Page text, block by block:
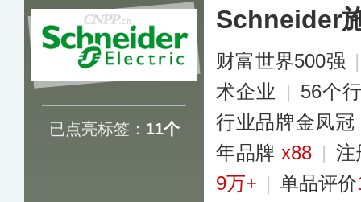
已点亮标签： 11个
Schneider
财富世界500强
术企业 | 56个
行业品牌金凤冠
年品牌x88 | 注
9万+ | 单品评价